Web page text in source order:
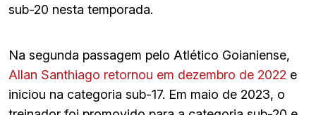
sub-20 nesta temporada.
Na segunda passagem pelo Atlético Goianiense,
Allan Santhiago retornou em dezembro de 2022 e
iniciou na categoria sub-17. Em maio de 2023, o